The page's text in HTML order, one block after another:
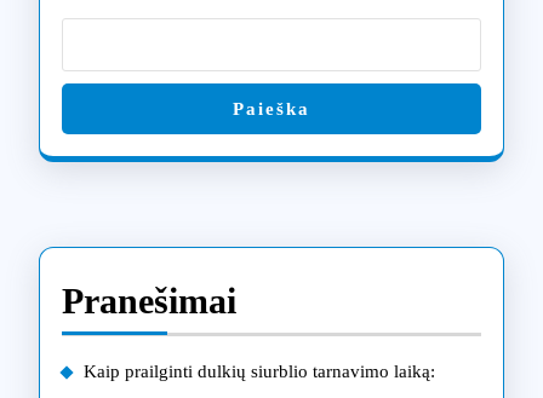
Paieška
Pranešimai
Kaip prailginti dulkių siurblio tarnavimo laiką: